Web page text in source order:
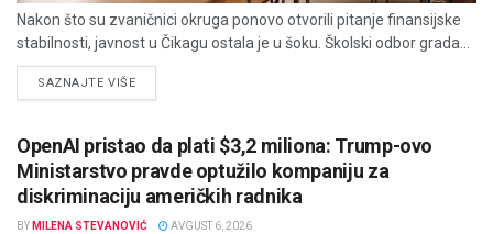
Nakon što su zvaničnici okruga ponovo otvorili pitanje finansijske
stabilnosti, javnost u Čikagu ostala je u šoku. Školski odbor grada...
SAZNAJTE VIŠEDETAILS
OpenAI pristao da plati $3,2 miliona: Trump-ovo
Ministarstvo pravde optužilo kompaniju za
diskriminaciju američkih radnika
BY MILENA STEVANOVIĆ AVGUST 6, 2026